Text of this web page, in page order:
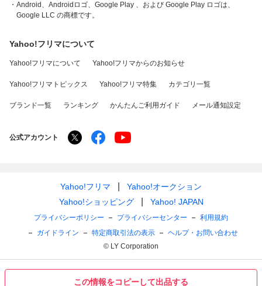
この情報をコピーして出品する
・Android、Androidロゴ、Google Play 、および Google Play ロゴは、
Google LLC の商標です。
Yahoo!フリマについて
Yahoo!フリマについて Yahoo!フリマからのお知らせ
Yahoo!フリマトピックス Yahoo!フリマ特集 カテゴリ一覧
ブランド一覧 ランキング かんたんご利用ガイド メール通知設定
公式アカウント
Yahoo!フリマ
Yahoo!オークション
Yahoo!ショッピング
Yahoo! JAPAN
プライバシーポリシー プライバシーセンター
利用規約
ガイドライン
特定商取引法の表示
ヘルプ・お問い合わせ
© LY Corporation